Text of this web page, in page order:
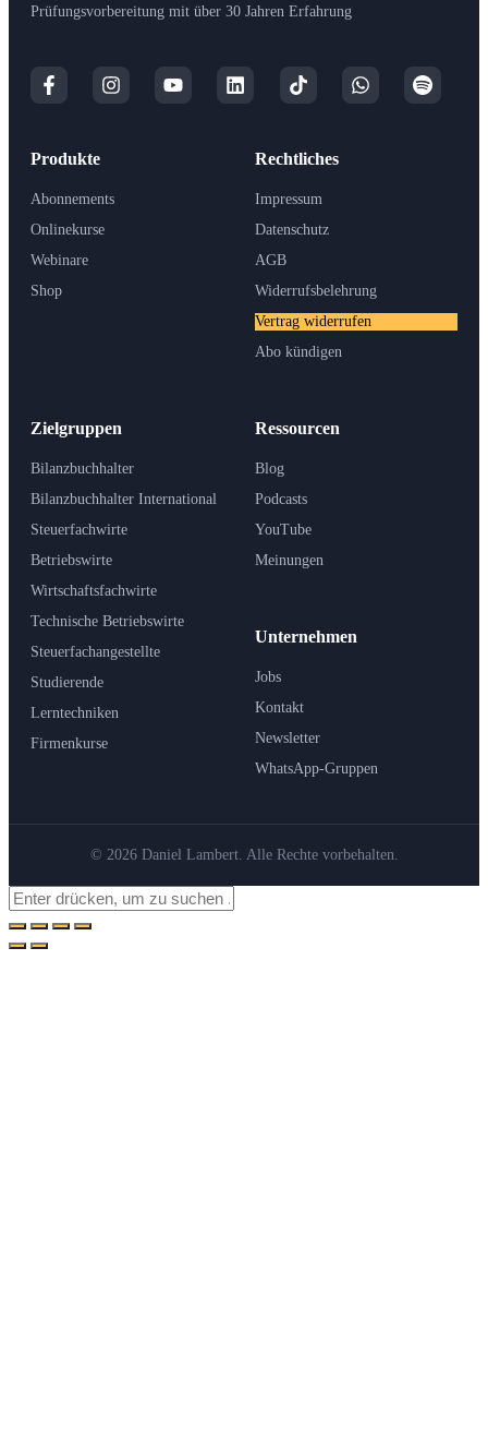
Prüfungsvorbereitung mit über 30 Jahren Erfahrung
Produkte
Abonnements
Onlinekurse
Webinare
Shop
Zielgruppen
Bilanzbuchhalter
Bilanzbuchhalter International
Steuerfachwirte
Betriebswirte
Wirtschaftsfachwirte
Technische Betriebswirte
Steuerfachangestellte
Studierende
Lerntechniken
Firmenkurse
Ressourcen
Blog
Podcasts
YouTube
Meinungen
Unternehmen
Jobs
Kontakt
Newsletter
WhatsApp-Gruppen
Rechtliches
Impressum
Datenschutz
AGB
Widerrufsbelehrung
Vertrag widerrufen
Abo kündigen
© 2026 Daniel Lambert. Alle Rechte vorbehalten.